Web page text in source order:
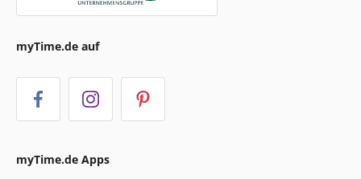
myTime.de auf
myTime.de Apps